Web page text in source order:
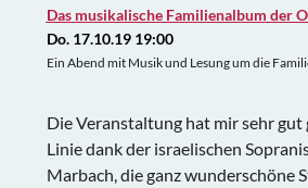
Das musikalische Familienalbum der
Do. 17.10.19 19:00
Ein Abend mit Musik und Lesung um die
Die Veranstaltung hat mir sehr gut
Linie dank der israelischen
Marbach, die ganz wunderschöne